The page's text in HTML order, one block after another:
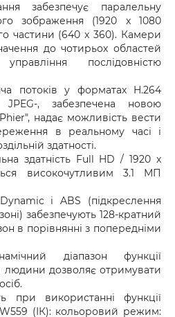
забезпечує паралельну
зображення (1920 x 1080
частини (640 x 360). Камери
до чотирьох областей
послідовністю
потоків у форматах H.264
, забезпечена новою
надає можливість вести
в реальному часі і
здатності.
здатність Full HD / 1920 x
високочутливим 3.1 МП
і ABS (підкреслення
забезпечують 128-кратний
в порівнянні з попередніми
діапазон функції
людини дозволяє отримувати
при використанні функції
(ІК): кольоровий режим: